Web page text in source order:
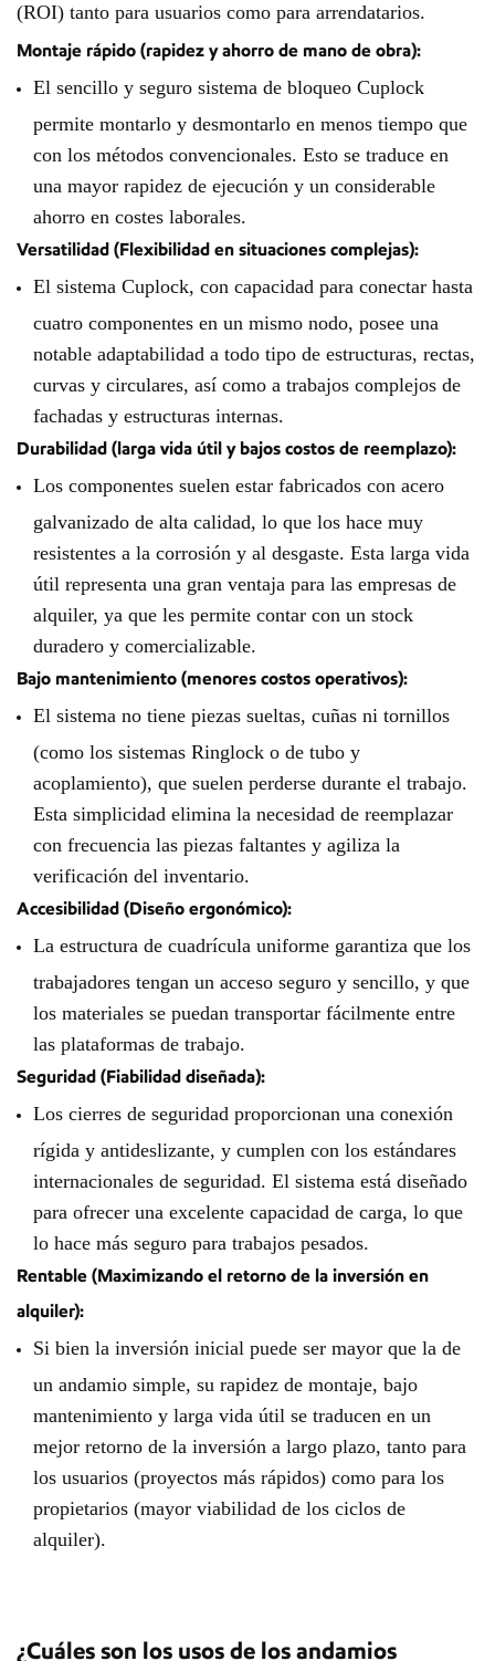
(ROI) tanto para usuarios como para arrendatarios.
Montaje rápido (rapidez y ahorro de mano de obra):
El sencillo y seguro sistema de bloqueo Cuplock
permite montarlo y desmontarlo en menos tiempo que
con los métodos convencionales. Esto se traduce en
una mayor rapidez de ejecución y un considerable
ahorro en costes laborales.
Versatilidad (Flexibilidad en situaciones complejas):
El sistema Cuplock, con capacidad para conectar hasta
cuatro componentes en un mismo nodo, posee una
notable adaptabilidad a todo tipo de estructuras, rectas,
curvas y circulares, así como a trabajos complejos de
fachadas y estructuras internas.
Durabilidad (larga vida útil y bajos costos de reemplazo):
Los componentes suelen estar fabricados con acero
galvanizado de alta calidad, lo que los hace muy
resistentes a la corrosión y al desgaste. Esta larga vida
útil representa una gran ventaja para las empresas de
alquiler, ya que les permite contar con un stock
duradero y comercializable.
Bajo mantenimiento (menores costos operativos):
El sistema no tiene piezas sueltas, cuñas ni tornillos
(como los sistemas Ringlock o de tubo y
acoplamiento), que suelen perderse durante el trabajo.
Esta simplicidad elimina la necesidad de reemplazar
con frecuencia las piezas faltantes y agiliza la
verificación del inventario.
Accesibilidad (Diseño ergonómico):
La estructura de cuadrícula uniforme garantiza que los
trabajadores tengan un acceso seguro y sencillo, y que
los materiales se puedan transportar fácilmente entre
las plataformas de trabajo.
Seguridad (Fiabilidad diseñada):
Los cierres de seguridad proporcionan una conexión
rígida y antideslizante, y cumplen con los estándares
internacionales de seguridad. El sistema está diseñado
para ofrecer una excelente capacidad de carga, lo que
lo hace más seguro para trabajos pesados.
Rentable (Maximizando el retorno de la inversión en
alquiler):
Si bien la inversión inicial puede ser mayor que la de
un andamio simple, su rapidez de montaje, bajo
mantenimiento y larga vida útil se traducen en un
mejor retorno de la inversión a largo plazo, tanto para
los usuarios (proyectos más rápidos) como para los
propietarios (mayor viabilidad de los ciclos de
alquiler).
¿Cuáles son los usos de los andamios